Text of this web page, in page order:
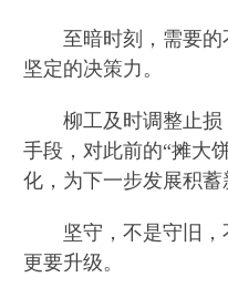
至暗时刻，需要的
坚定的决策力。
柳工及时调整止损
手段，对此前的“摊大
化，为下一步发展积蓄
坚守，不是守旧，
更要升级。